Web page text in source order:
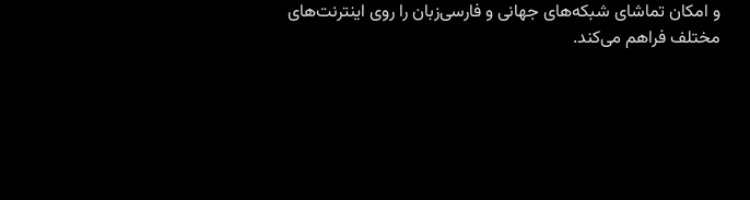
و امکان تماشای شبکه‌های جهانی و فارسی‌زبان را روی اینترنت‌های
مختلف فراهم می‌کند.